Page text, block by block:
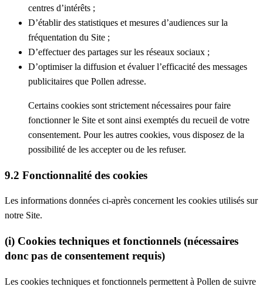
centres d’intérêts ;
D’établir des statistiques et mesures d’audiences sur la
fréquentation du Site ;
D’effectuer des partages sur les réseaux sociaux ;
D’optimiser la diffusion et évaluer l’efficacité des messages
publicitaires que Pollen adresse.
Certains cookies sont strictement nécessaires pour faire
fonctionner le Site et sont ainsi exemptés du recueil de votre
consentement. Pour les autres cookies, vous disposez de la
possibilité de les accepter ou de les refuser.
9.2 Fonctionnalité des cookies
Les informations données ci-après concernent les cookies utilisés sur
notre Site.
(i) Cookies techniques et fonctionnels (nécessaires
donc pas de consentement requis)
Les cookies techniques et fonctionnels permettent à Pollen de suivre